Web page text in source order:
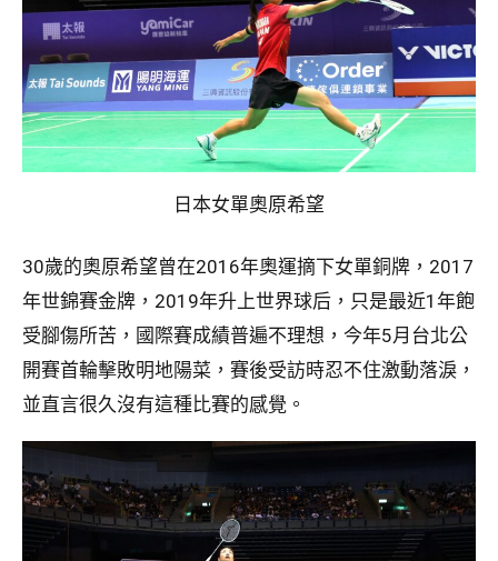
日本女單奧原希望
30歲的奧原希望曾在2016年奧運摘下女單銅牌，2017
年世錦賽金牌，2019年升上世界球后，只是最近1年飽
受腳傷所苦，國際賽成績普遍不理想，今年5月台北公
開賽首輪擊敗明地陽菜，賽後受訪時忍不住激動落淚，
並直言很久沒有這種比賽的感覺。